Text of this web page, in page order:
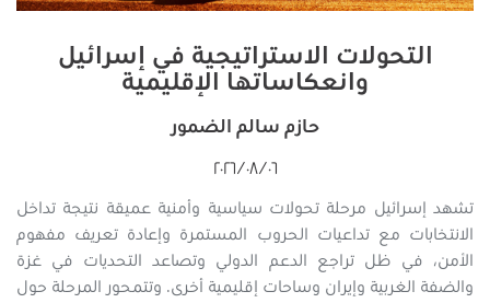
التحولات الاستراتيجية في إسرائيل
وانعكاساتها الإقليمية
حازم سالم الضمور
٠٦‏/٠٨‏/٢٠٢٦
تشهد إسرائيل مرحلة تحولات سياسية وأمنية عميقة نتيجة تداخل
الانتخابات مع تداعيات الحروب المستمرة وإعادة تعريف مفهوم
الأمن، في ظل تراجع الدعم الدولي وتصاعد التحديات في غزة
والضفة الغربية وإيران وساحات إقليمية أخرى. وتتمحور المرحلة حول